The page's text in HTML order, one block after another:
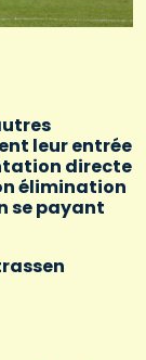
leur entrée
directe
élimination
se payant